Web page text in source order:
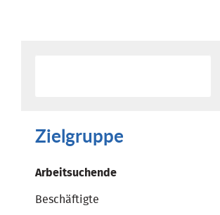
Zielgruppe
Arbeitsuchende
Beschäftigte